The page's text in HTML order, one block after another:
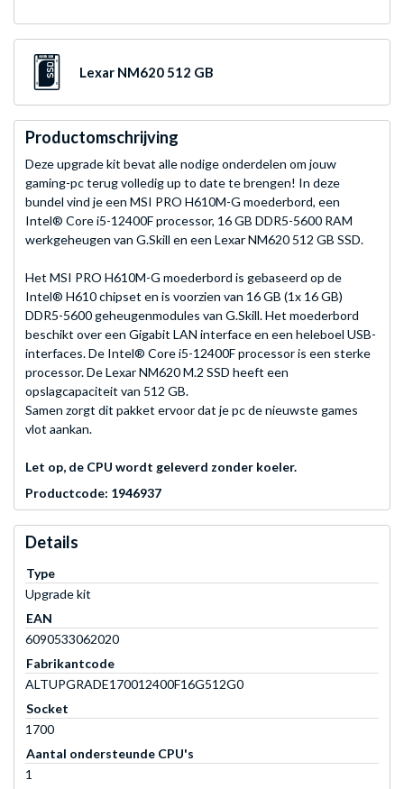
Lexar NM620 512 GB
Productomschrijving
Deze upgrade kit bevat alle nodige onderdelen om jouw
gaming-pc terug volledig up to date te brengen! In deze
bundel vind je een MSI PRO H610M-G moederbord, een
Intel® Core i5-12400F processor, 16 GB DDR5-5600 RAM
werkgeheugen van G.Skill en een Lexar NM620 512 GB SSD.
Het MSI PRO H610M-G moederbord is gebaseerd op de
Intel® H610 chipset en is voorzien van 16 GB (1x 16 GB)
DDR5-5600 geheugenmodules van G.Skill. Het moederbord
beschikt over een Gigabit LAN interface en een heleboel USB-
interfaces. De Intel® Core i5-12400F processor is een sterke
processor. De Lexar NM620 M.2 SSD heeft een
opslagcapaciteit van 512 GB.
Samen zorgt dit pakket ervoor dat je pc de nieuwste games
vlot aankan.
Let op, de CPU wordt geleverd zonder koeler.
Productcode: 1946937
Details
Type
Upgrade kit
EAN
6090533062020
Fabrikantcode
ALTUPGRADE170012400F16G512G0
Socket
1700
Aantal ondersteunde CPU's
1